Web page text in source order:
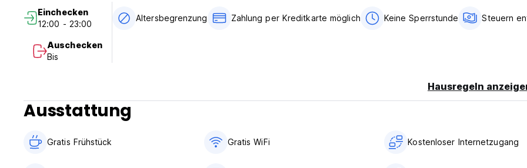
Steuern inbegriffen.
Frühstück inkludiert.
Allgemein:
24 -stündiger Empfang.
Einchecken
12:00 - 23:00
Auschecken
Bis
Altersbegrenzung Zahlung per Kreditkarte möglich Keine Sperrstunde Steuern
Hausregeln
Ausstattung
Gratis Frühstück Gratis WiFi Kostenloser Internetzugang